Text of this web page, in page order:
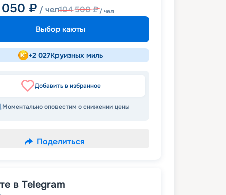
₽ / чел104 500₽/ чел
Выбор каюты
+2 027Круизных миль
Добавить в избранное
Моментально оповестим о снижении цены
Поделиться
в Telegram